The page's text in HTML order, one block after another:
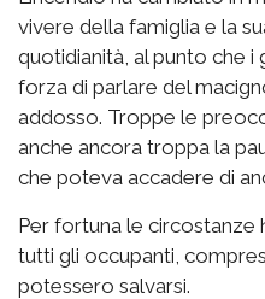
vivere della famiglia e la
quotidianità, al punto che i
forza di parlare del
addosso. Troppe le
anche ancora troppa la
che poteva accadere di
Per fortuna le
tutti gli occupanti,
potessero salvarsi.